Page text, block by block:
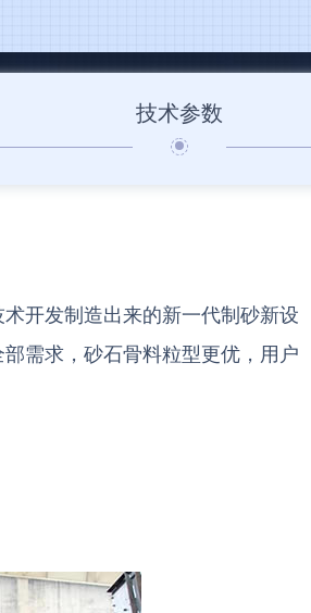
技术参数
开发制造出来的新一代制砂新设
需求，砂石骨料粒型更优，用户